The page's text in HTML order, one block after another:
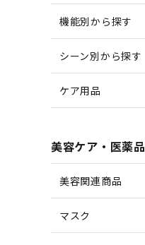
機能別から探す
シーン別から探す
ケア用品
美容ケア・医薬品
美容関連商品
マスク